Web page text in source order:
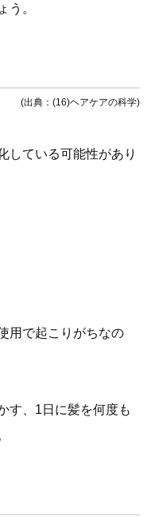
う。
(出典：(16)ヘアケアの科学)
している可能性があり
用で起こりがちなの
す、1日に髪を何度も